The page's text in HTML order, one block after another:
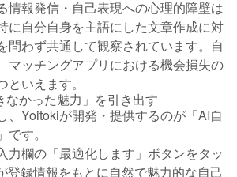
情報発信・自己表現への心理的障壁は
に自分自身を主語にした文章作成に対
問わず共通して観察されています。自
マッチングアプリにおける機会損失の
いえます。
なかった魅力」を引き出す
、Yoitokiが開発・提供するのが「AI自
す。
力欄の「最適化します」ボタンをタッ
登録情報をもとに自然で魅力的な自己